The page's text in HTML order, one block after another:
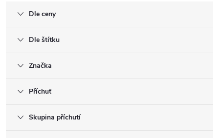
Dle ceny
Dle štítku
Značka
Příchuť
Skupina příchutí